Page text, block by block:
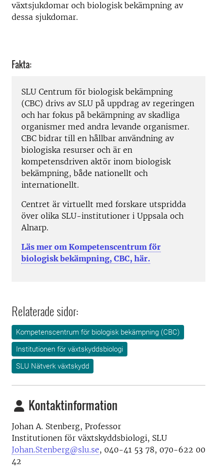
växtsjukdomar och biologisk bekämpning av
dessa sjukdomar.
Fakta:
SLU Centrum för biologisk bekämpning
(CBC) drivs av SLU på uppdrag av regeringen
och har fokus på bekämpning av skadliga
organismer med andra levande organismer.
CBC bidrar till en hållbar användning av
biologiska resurser och är en
kompetensdriven aktör inom biologisk
bekämpning, både nationellt och
internationellt.
Centret är virtuellt med forskare utspridda
över olika SLU-institutioner i Uppsala och
Alnarp.
Läs mer om Kompetenscentrum för
biologisk bekämpning, CBC, här.
Relaterade sidor:
Kompetenscentrum för biologisk bekämpning (CBC)
Institutionen för växtskyddsbiologi
SLU Nätverk växtskydd
Kontaktinformation
Johan A. Stenberg, Professor
Institutionen för växtskyddsbiologi, SLU
Johan.Stenberg@slu.se, 040-41 53 78, 070-622 00
42